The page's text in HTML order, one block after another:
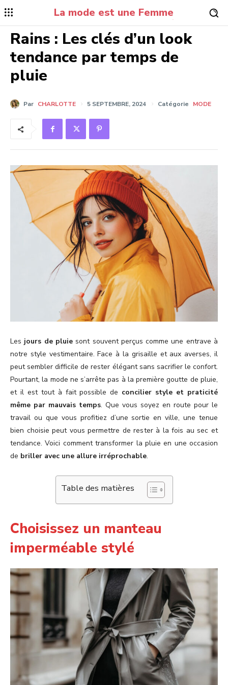
La mode est une Femme.
Rains : Les clés d’un look
tendance par temps de
pluie
Par CHARLOTTE 5 SEPTEMBRE, 2024 Catégorie MODE
Les jours de pluie sont souvent perçus comme une entrave à
notre style vestimentaire. Face à la grisaille et aux averses, il
peut sembler difficile de rester élégant sans sacrifier le confort.
Pourtant, la mode ne s’arrête pas à la première goutte de pluie,
et il est tout à fait possible de concilier style et praticité
même par mauvais temps. Que vous soyez en route pour le
travail ou que vous profitiez d’une sortie en ville, une tenue
bien choisie peut vous permettre de rester à la fois au sec et
tendance. Voici comment transformer la pluie en une occasion
de briller avec une allure irréprochable.
Table des matières
Choisissez un manteau
imperméable stylé